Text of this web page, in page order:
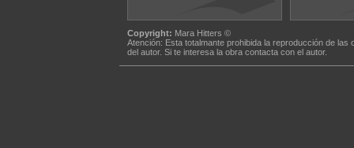
Copyright: Mara Hitters ©
Atención: Esta totalmante prohibida la reproducción de
del autor. Si te interesa la obra contacta con el autor.